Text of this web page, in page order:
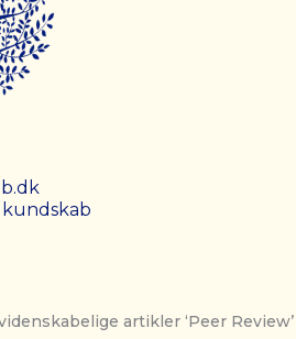
artikler ‘Peer Review’